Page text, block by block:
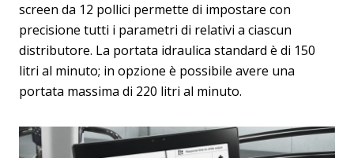
screen da 12 pollici permette di impostare con
precisione tutti i parametri di relativi a ciascun
distributore. La portata idraulica standard è di 150
litri al minuto; in opzione è possibile avere una
portata massima di 220 litri al minuto.